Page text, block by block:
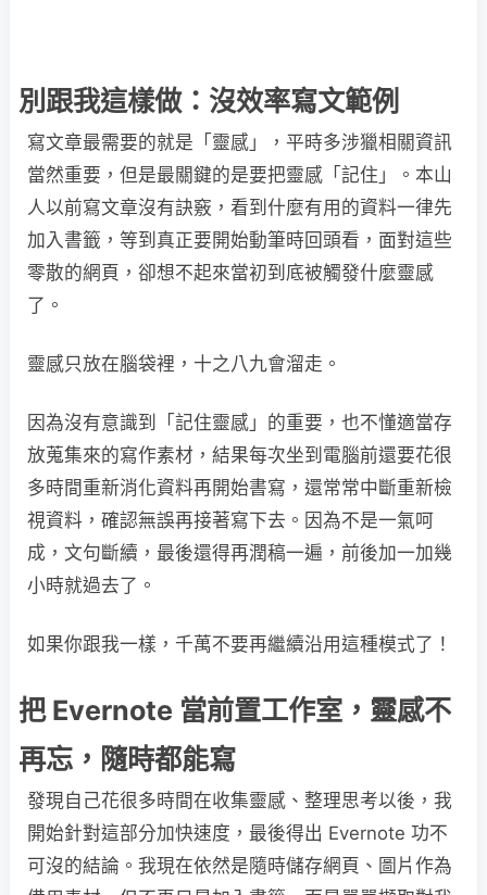
別跟我這樣做：沒效率寫文範例
寫文章最需要的就是「靈感」，平時多涉獵相關資訊
當然重要，但是最關鍵的是要把靈感「記住」。本山
人以前寫文章沒有訣竅，看到什麼有用的資料一律先
加入書籤，等到真正要開始動筆時回頭看，面對這些
零散的網頁，卻想不起來當初到底被觸發什麼靈感
了。
靈感只放在腦袋裡，十之八九會溜走。
因為沒有意識到「記住靈感」的重要，也不懂適當存
放蒐集來的寫作素材，結果每次坐到電腦前還要花很
多時間重新消化資料再開始書寫，還常常中斷重新檢
視資料，確認無誤再接著寫下去。因為不是一氣呵
成，文句斷續，最後還得再潤稿一遍，前後加一加幾
小時就過去了。
如果你跟我一樣，千萬不要再繼續沿用這種模式了！
把Evernote 當前置工作室，靈感不
再忘，隨時都能寫
發現自己花很多時間在收集靈感、整理思考以後，我
開始針對這部分加快速度，最後得出 Evernote 功不
可沒的結論。我現在依然是隨時儲存網頁、圖片作為